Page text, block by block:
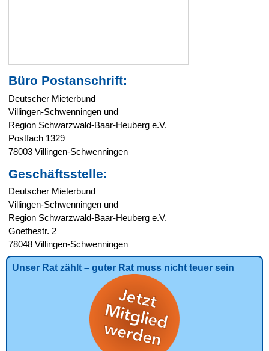
Büro Postanschrift:
Deutscher Mieterbund
Villingen-Schwenningen und
Region Schwarzwald-Baar-Heuberg e.V.
Postfach 1329
78003 Villingen-Schwenningen
Geschäftsstelle:
Deutscher Mieterbund
Villingen-Schwenningen und
Region Schwarzwald-Baar-Heuberg e.V.
Goethestr. 2
78048 Villingen-Schwenningen
Unser Rat zählt – guter Rat muss nicht teuer sein